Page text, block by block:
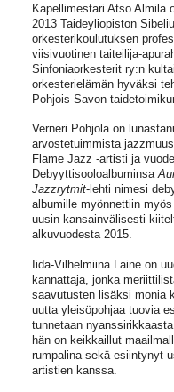
Kapellimestari Atso Almila
2013 Taideyliopiston
orkesterikoulutuksen
viisivuotinen taiteilija-
Sinfoniaorkesterit ry:n
orkesterielämän hyväksi
Pohjois-Savon
Verneri Pohjola on
arvostetuimmista
Flame Jazz -artisti ja
Debyyttisooloalbuminsa
Jazzrytmit-lehti nimesi
albumille myönnettiin
uusin kansainvälisesti
alkuvuodesta 2015.
Iida-Vilhelmiina Laine on
kannattaja, jonka
saavutusten lisäksi monia
uutta yleisöpohjaa tuovia
tunnetaan
hän on keikkaillut
rumpalina sekä esiintynyt
artistien kanssa.